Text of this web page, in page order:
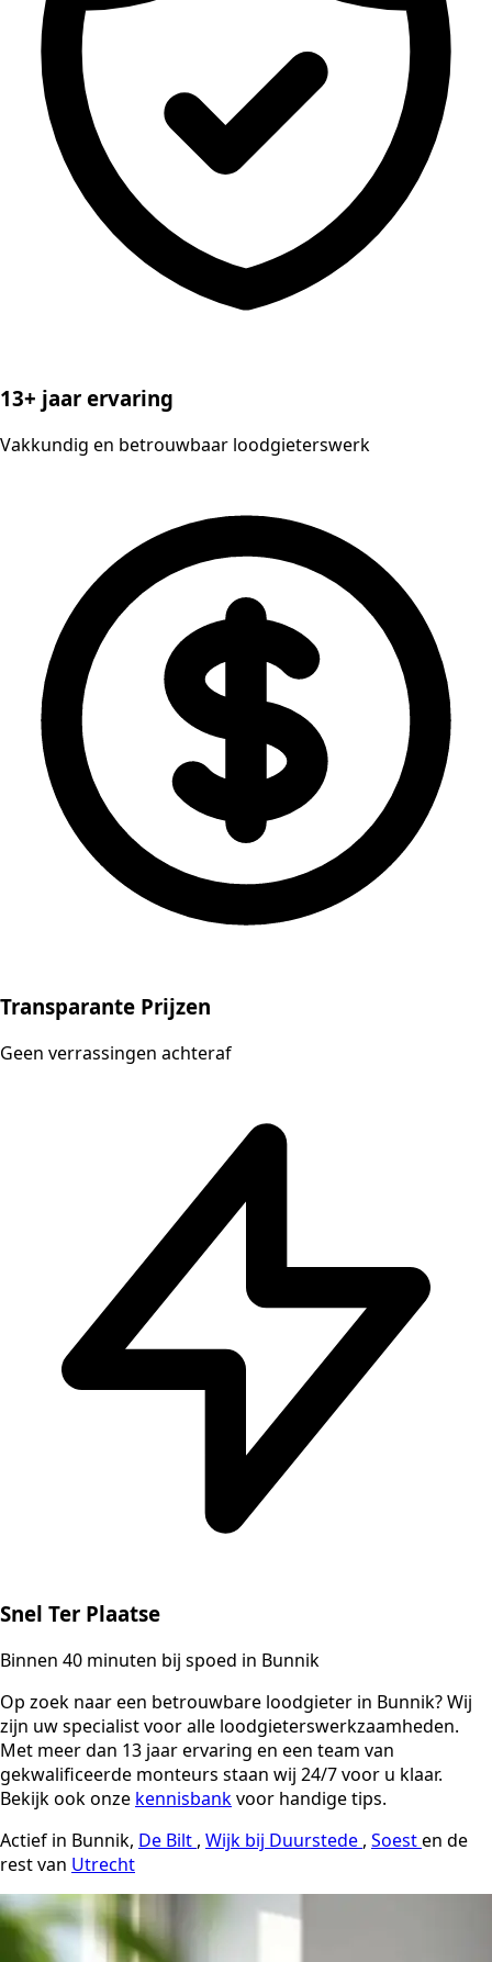
13+ jaar ervaring
Vakkundig en betrouwbaar loodgieterswerk
Transparante Prijzen
Geen verrassingen achteraf
Snel Ter Plaatse
Binnen 40 minuten bij spoed in Bunnik
Op zoek naar een betrouwbare loodgieter in Bunnik? Wij
zijn uw specialist voor alle loodgieterswerkzaamheden.
Met meer dan 13 jaar ervaring en een team van
gekwalificeerde monteurs staan wij 24/7 voor u klaar.
Bekijk ook onze kennisbankvoor handige tips.
Actief in Bunnik, De Bilt , Wijk bij Duurstede , Soesten de
rest van Utrecht